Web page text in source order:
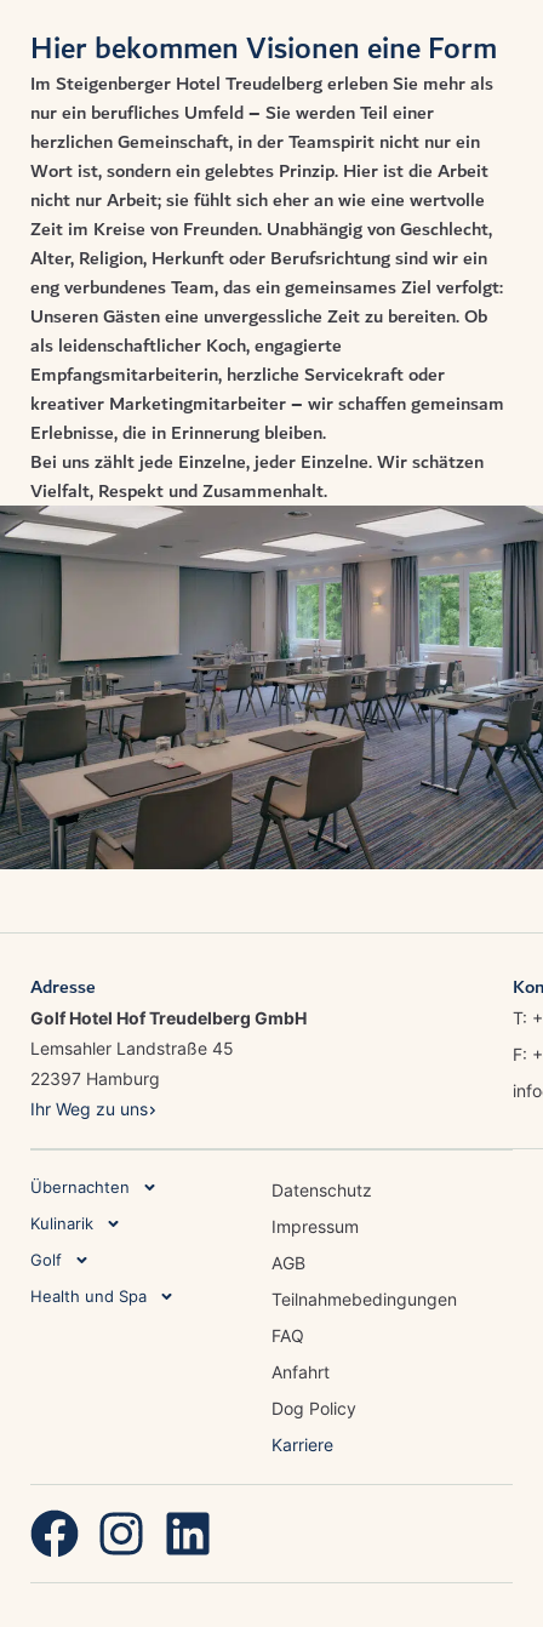
Hier bekommen Visionen eine Form
Im Steigenberger Hotel Treudelberg erleben Sie mehr als
nur ein berufliches Umfeld – Sie werden Teil einer
herzlichen Gemeinschaft, in der Teamspirit nicht nur ein
Wort ist, sondern ein gelebtes Prinzip. Hier ist die Arbeit
nicht nur Arbeit; sie fühlt sich eher an wie eine wertvolle
Zeit im Kreise von Freunden. Unabhängig von Geschlecht,
Alter, Religion, Herkunft oder Berufsrichtung sind wir ein
eng verbundenes Team, das ein gemeinsames Ziel verfolgt:
Unseren Gästen eine unvergessliche Zeit zu bereiten. Ob
als leidenschaftlicher Koch, engagierte
Empfangsmitarbeiterin, herzliche Servicekraft oder
kreativer Marketingmitarbeiter – wir schaffen gemeinsam
Erlebnisse, die in Erinnerung bleiben.
Bei uns zählt jede Einzelne, jeder Einzelne. Wir schätzen
Vielfalt, Respekt und Zusammenhalt.
Adresse
Golf Hotel Hof Treudelberg GmbH
Lemsahler Landstraße 45
22397 Hamburg
Ihr Weg zu uns
T:
F:
Übernachten
Kulinarik
Golf
Health und Spa
Datenschutz
Impressum
AGB
Teilnahmebedingungen
FAQ
Anfahrt
Dog Policy
Karriere